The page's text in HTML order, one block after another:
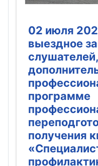
02 июля
выездное
программе
получения